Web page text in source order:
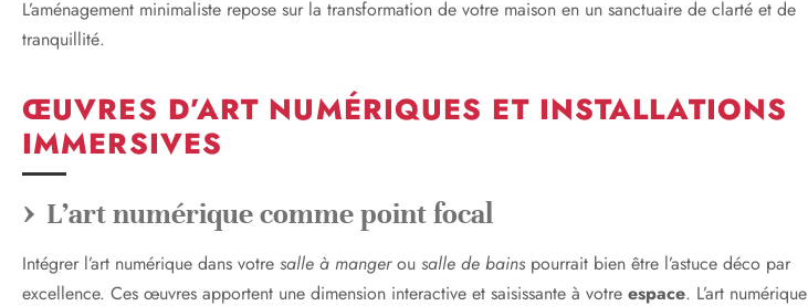
L’aménagement minimaliste repose sur la transformation de votre maison en un sanctuaire de clarté et de
tranquillité.
ŒUVRES D’ART NUMÉRIQUES ET INSTALLATIONS
IMMERSIVES
L’art numérique comme point focal
Intégrer l’art numérique dans votre salle à mangerou salle de bains pourrait bien être l’astuce déco par
excellence. Ces œuvres apportent une dimension interactive et saisissante à votre espace. L’art numérique